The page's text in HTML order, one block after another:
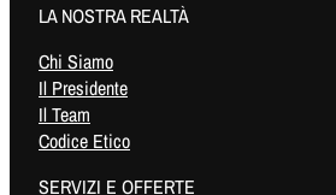
LA NOSTRA REALTÀ
Chi Siamo
Il Presidente
Il Team
Codice Etico
SERVIZI E OFFERTE